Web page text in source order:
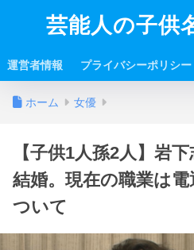
芸能人の子供
運営者情報 プライバシーポリシー
ホーム 女優
【子供1人孫2人】岩
結婚。現在の職業は
ついて